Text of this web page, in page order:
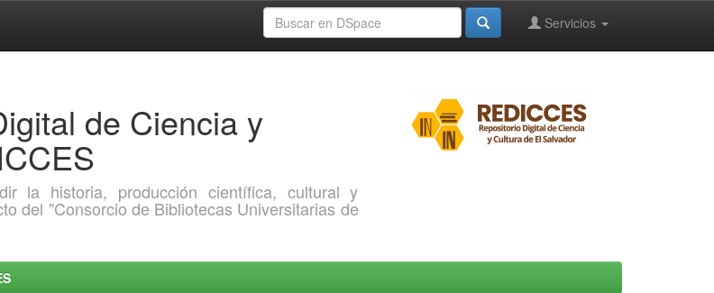
Servicios
de Ciencia y
la historia, producción científica, cultural y
del "Consorcio de Bibliotecas Universitarias de